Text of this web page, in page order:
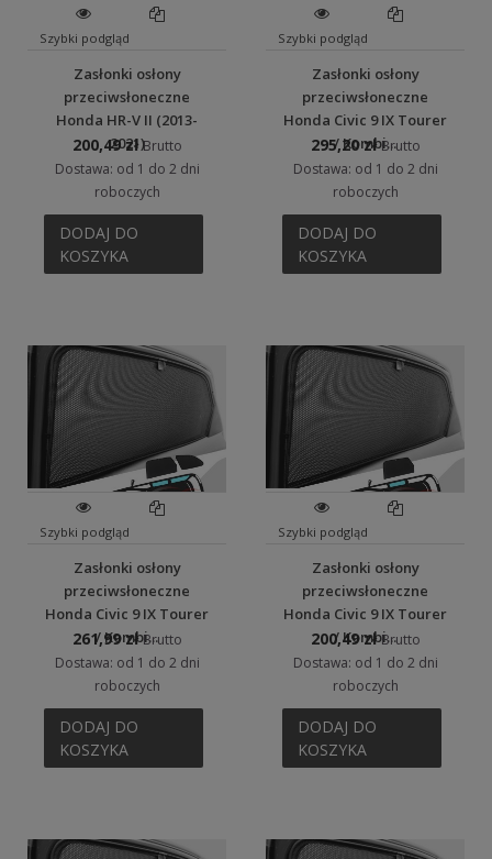
Szybki podgląd
Zasłonki osłony
przeciwsłoneczne
Honda HR-V II (2013-
2021)
200,49 zł Brutto
Dostawa: od 1 do 2 dni
roboczych
DODAJ DO
KOSZYKA
Szybki podgląd
Zasłonki osłony
przeciwsłoneczne
Honda Civic 9 IX Tourer
/ Kombi...
295,20 zł Brutto
Dostawa: od 1 do 2 dni
roboczych
DODAJ DO
KOSZYKA
Szybki podgląd
Zasłonki osłony
przeciwsłoneczne
Honda Civic 9 IX Tourer
/ Kombi...
261,99 zł Brutto
Dostawa: od 1 do 2 dni
roboczych
DODAJ DO
KOSZYKA
Szybki podgląd
Zasłonki osłony
przeciwsłoneczne
Honda Civic 9 IX Tourer
/ Kombi...
200,49 zł Brutto
Dostawa: od 1 do 2 dni
roboczych
DODAJ DO
KOSZYKA